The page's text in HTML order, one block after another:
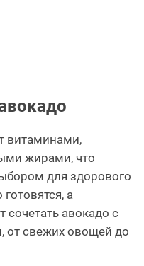
витаминами,
жирами, что
для здорового
а
сочетать авокадо с
от свежих овощей до